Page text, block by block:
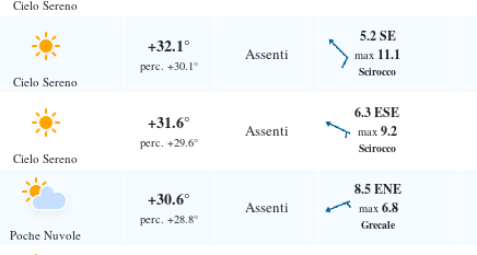
Cielo Sereno
Cielo Sereno
+32.1°
perc. +30.1°
Assenti
5.2 SE
max 11.1
Scirocco
Cielo Sereno
+31.6°
perc. +29.6°
Assenti
6.3 ESE
max 9.2
Scirocco
Poche Nuvole
+30.6°
perc. +28.8°
Assenti
8.5 ENE
max 6.8
Grecale